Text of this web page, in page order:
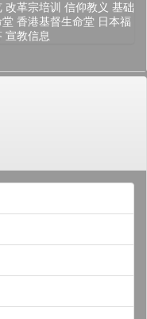
改革宗培训 信仰教义 基础
香港基督生命堂 日本福
宣教信息